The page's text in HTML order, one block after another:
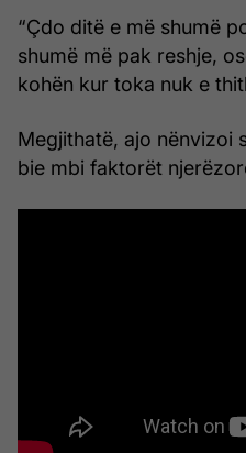
“Çdo ditë e më shumë
shumë më pak reshje,
kohën kur toka nuk e
Megjithatë, ajo nënvizoi
bie mbi faktorët